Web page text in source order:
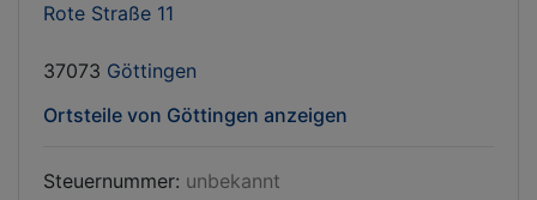
Rote Straße 11
37073 Göttingen
Ortsteile von Göttingen anzeigen
Steuernummer: unbekannt